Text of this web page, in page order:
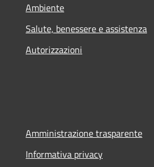
Ambiente
Salute, benessere e assistenza
Autorizzazioni
Amministrazione trasparente
Informativa privacy